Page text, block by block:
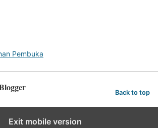
Pembuka
Back to top
Exit mobile version